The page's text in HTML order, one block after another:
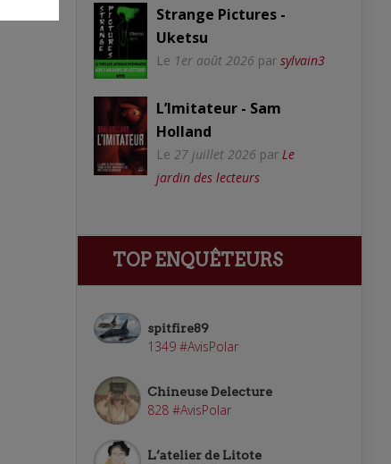
Strange Pictures -
Uketsu
Le 1er août 2026 par sylvain3
L’Imitateur - Sam
Holland
Le 27 juillet 2026 par Le
jardin des lecteurs
TOP ENQUÊTEURS
spitfire89
1349 #AvisPolar
Chineuse Delecture
828 #AvisPolar
L’atelier de Litote